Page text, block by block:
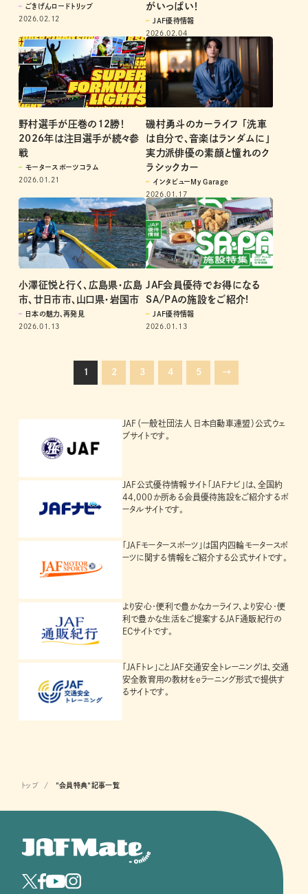
ごきげんロードトリップ
2026.02.12
がいっぱい！
JAF優待情報
2026.02.04
野村選手が圧巻の12勝！
2026年は注目選手が続々参
戦
モータースポーツコラム
2026.01.21
磯村勇斗のカーライフ 「洗車
は自分で、音楽はランダムに」
実力派俳優の素顔と憧れのク
ラシックカー
インタビューMy Garage
2026.01.17
小澤征悦と行く、広島県・広島
市、廿日市市、山口県・岩国市
日本の魅力、再発見
2026.01.13
JAF会員優待でお得になる
SA/PAの施設をご紹介!
JAF優待情報
2026.01.13
1 2 3 4 5 →
JAF（一般社団法人 日本自動車連盟）公式ウェ
ブサイトです。
JAF公式優待情報サイト「JAFナビ」は、全国約
44,000か所ある会員優待施設をご紹介するポ
ータルサイトです。
「JAFモータースポーツ」は国内四輪モータースポ
ーツに関する情報をご紹介する公式サイトです。
より安心・便利で豊かなカーライフ、より安心・便
利で豊かな生活をご提案するJAF通販紀行の
ECサイトです。
「JAFトレ」ことJAF交通安全トレーニングは、交通
安全教育用の教材をeラーニング形式で提供す
るサイトです。
トップ "会員特典"記事一覧